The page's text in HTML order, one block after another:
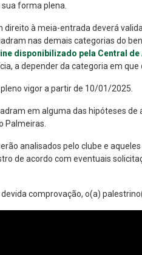
forma plena.
à meia-entrada deverá
nas demais categorias do
disponibilizado pela Central de
a depender da categoria em
vigor a partir de 10/01/2025.
em alguma das hipóteses
Palmeiras.
analisados pelo clube e
de acordo com eventuais
comprovação, o(a)